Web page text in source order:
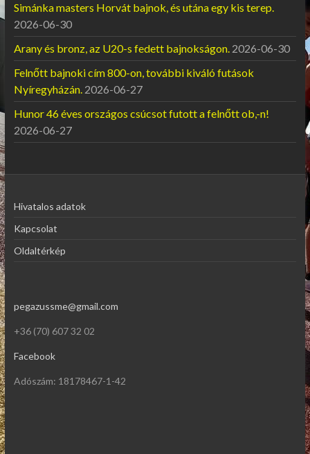
Simánka masters Horvát bajnok, és utána egy kis terep.
2026-06-30
Arany és bronz, az U20-s fedett bajnokságon. 2026-06-30
Felnőtt bajnoki cím 800-on, további kiváló futások
Nyíregyházán. 2026-06-27
Hunor 46 éves országos csúcsot futott a felnőtt ob,-n!
2026-06-27
Hivatalos adatok
Kapcsolat
Oldaltérkép
pegazussme@gmail.com
+36 (70) 607 32 02
Facebook
Adószám: 18178467-1-42